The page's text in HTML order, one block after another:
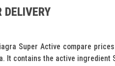
DELIVERY
Super Active compare
It contains the active ingredient